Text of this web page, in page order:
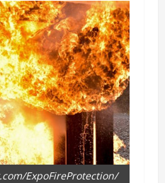
ExpoFireProtection/